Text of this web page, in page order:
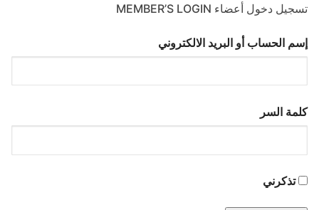
تسجيل دخول أعضاء MEMBER’S LOGIN
إسم الحساب أو البريد الالكتروني
كلمة السر
تذكرني